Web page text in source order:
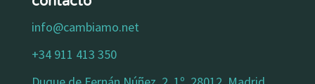
info@cambiamo.net
+34 911 413 350